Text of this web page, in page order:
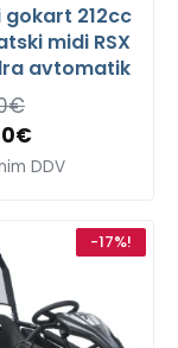
gokart 212cc
midi RSX
avtomatik
€
€
DDV
-17%!